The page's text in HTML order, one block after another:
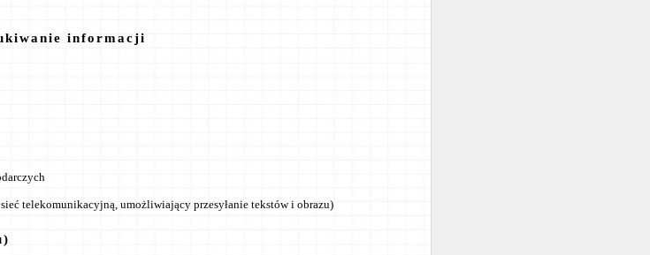
informacji
telekomunikacyjną, umożliwiający przesyłanie tekstów i obrazu)